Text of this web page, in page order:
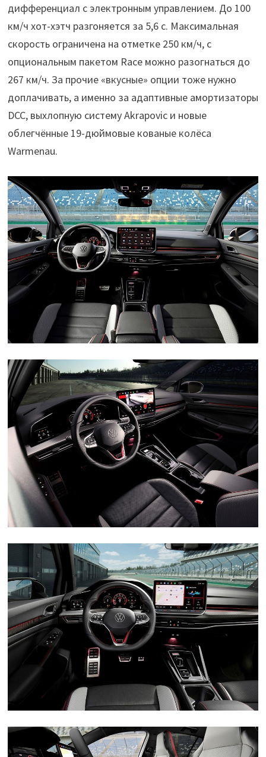
дифференциал с электронным управлением. До 100
км/ч хот-хэтч разгоняется за 5,6 с. Максимальная
скорость ограничена на отметке 250 км/ч, с
опциональным пакетом Race можно разогнаться до
267 км/ч. За прочие «вкусные» опции тоже нужно
доплачивать, а именно за адаптивные амортизаторы
DCC, выхлопную систему Akrapovic и новые
облегчённые 19-дюймовые кованые колёса
Warmenau.